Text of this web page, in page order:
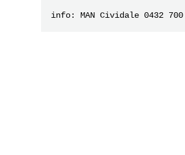
info: MAN Cividale 0432